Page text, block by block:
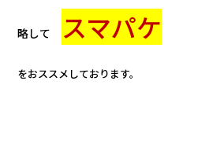
略して スマパケ
をおススメしております。